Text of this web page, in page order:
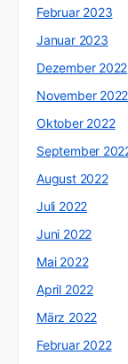
Februar 2023
Januar 2023
Dezember 2022
November 2022
Oktober 2022
September
August 2022
Juli 2022
Juni 2022
Mai 2022
April 2022
März 2022
Februar 2022